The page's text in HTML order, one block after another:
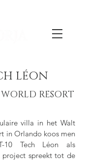
LÉON
RESORT
villa in het Walt
in Orlando koos men
10 Tech Léon als
project spreekt tot de